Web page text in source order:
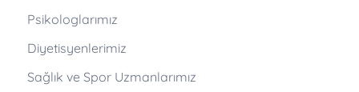
Psikologlarımız
Diyetisyenlerimiz
Sağlık ve Spor Uzmanlarımız